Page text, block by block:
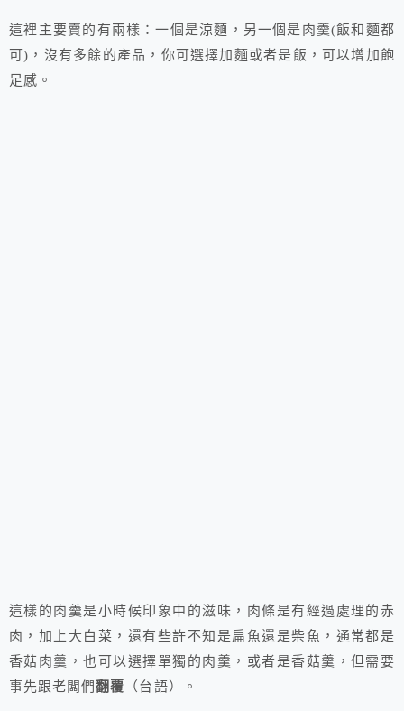
這裡主要賣的有兩樣：一個是涼麵，另一個是肉羹(飯和麵都
可)，沒有多餘的產品，你可選擇加麵或者是飯，可以增加飽
足感。
這樣的肉羹是小時候印象中的滋味，肉條是有經過處理的赤
肉，加上大白菜，還有些許不知是扁魚還是柴魚，通常都是
香菇肉羹，也可以選擇單獨的肉羹，或者是香菇羹，但需要
事先跟老闆們翻覆 （台語）。